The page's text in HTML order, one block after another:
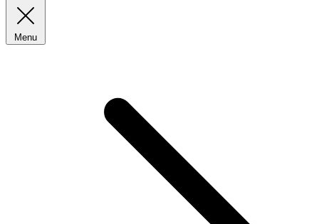
Menu